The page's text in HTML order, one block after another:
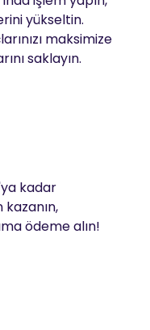
yükseltin.
maksimize
saklayın.
kadar
ödeme alın!